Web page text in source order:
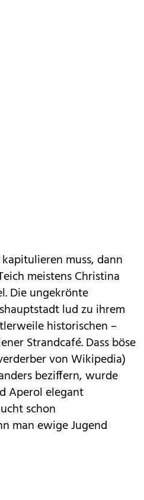
muss, dann
meistens Christina
Die ungekrönte
lud zu ihrem
historischen –
Strandcafé. Dass böse
von Wikipedia)
beziffern, wurde
Aperol elegant
schon
man ewige Jugend